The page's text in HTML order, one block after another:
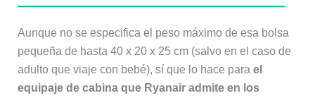
Aunque no se especifica el peso máximo de esa bolsa
pequeña de hasta 40 x 20 x 25 cm (salvo en el caso de
adulto que viaje con bebé), sí que lo hace para el
equipaje de cabina que Ryanair admite en los